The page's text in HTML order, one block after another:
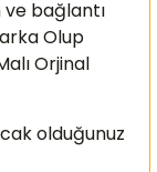
ve bağlantı
Olup
Orjinal
olduğunuz